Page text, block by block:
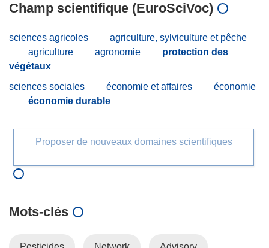
Champ scientifique (EuroSciVoc)
sciences agricoles
agriculture, sylviculture et pêche
agriculture
agronomie
protection des
végétaux
sciences sociales
économie et affaires
économie
économie durable
Proposer de nouveaux domaines scientifiques
Mots‑clés